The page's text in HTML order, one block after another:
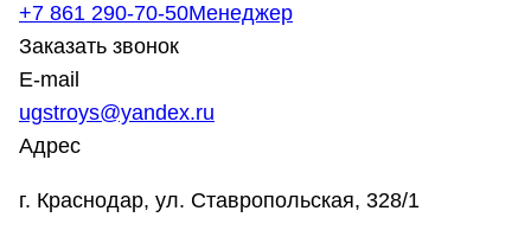
+7 861 290-70-50Менеджер
Заказать звонок
E-mail
ugstroys@yandex.ru
Адрес
г. Краснодар, ул. Ставропольская, 328/1